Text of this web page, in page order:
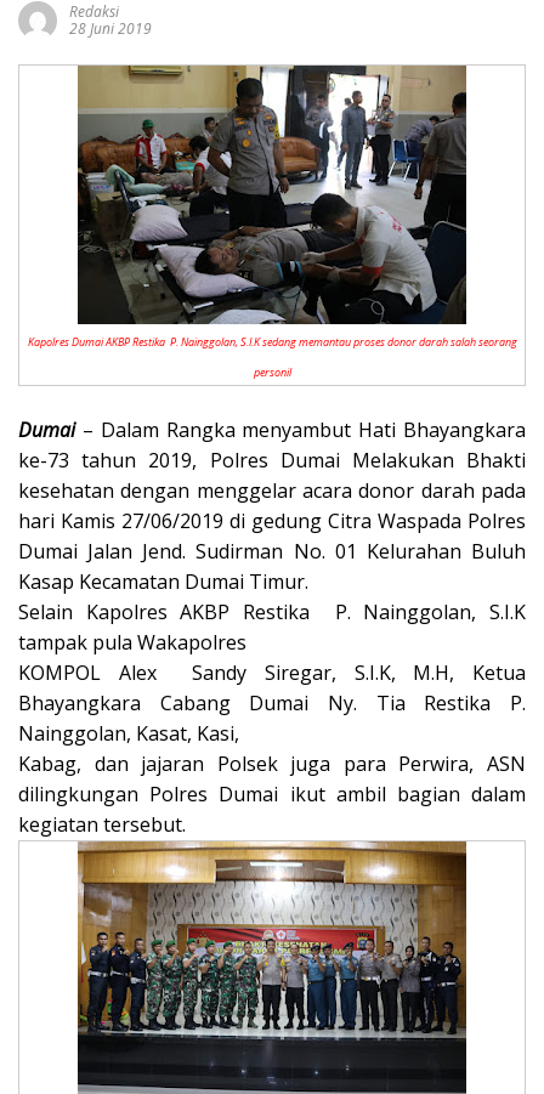
Redaksi
28 Juni 2019
Kapolres Dumai AKBP Restika P. Nainggolan, S.I.K sedang memantau proses donor darah salah seorang
personil
Dumai– Dalam Rangka menyambut Hati Bhayangkara
ke-73 tahun 2019, Polres Dumai Melakukan Bhakti
kesehatan dengan menggelar acara donor darah pada
hari Kamis 27/06/2019 di gedung Citra Waspada Polres
Dumai Jalan Jend. Sudirman No. 01 Kelurahan Buluh
Kasap Kecamatan Dumai Timur.
Selain Kapolres AKBP Restika P. Nainggolan, S.I.K
tampak pula Wakapolres
KOMPOL Alex Sandy Siregar, S.I.K, M.H, Ketua
Bhayangkara Cabang Dumai Ny. Tia Restika P.
Nainggolan, Kasat, Kasi,
Kabag, dan jajaran Polsek juga para Perwira, ASN
dilingkungan Polres Dumai ikut ambil bagian dalam
kegiatan tersebut.